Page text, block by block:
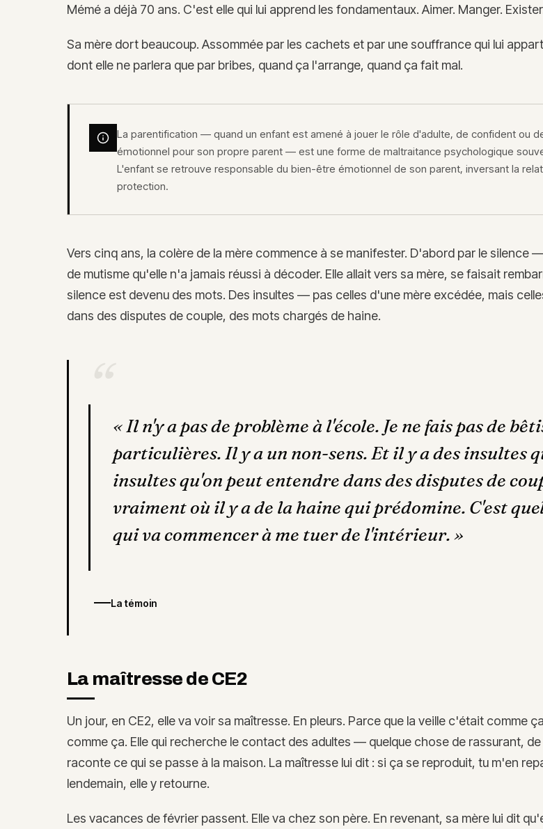
Mémé a déjà 70 ans. C'est elle qui lui apprend les fondamentaux. Aimer. Manger.
Sa mère dort beaucoup. Assommée par les cachets et par une souffrance qui lui
dont elle ne parlera que par bribes, quand ça l'arrange, quand ça fait mal.
La parentification — quand un enfant est amené à jouer le rôle d'adulte, de confident ou
émotionnel pour son propre parent — est une forme de maltraitance psychologique
L'enfant se retrouve responsable du bien-être émotionnel de son parent, inversant la
protection.
Vers cinq ans, la colère de la mère commence à se manifester. D'abord par le silence
de mutisme qu'elle n'a jamais réussi à décoder. Elle allait vers sa mère, se faisait
silence est devenu des mots. Des insultes — pas celles d'une mère excédée, mais
dans des disputes de couple, des mots chargés de haine.
«Il n'y a pas de problème à l'école. Je ne fais pas de
particulières. Il y a un non-sens. Et il y a des insultes
insultes qu'on peut entendre dans des disputes de
vraiment où il y a de la haine qui prédomine. C'est
qui va commencer à me tuer de l'intérieur.»
La témoin
La maîtresse de CE2
Un jour, en CE2, elle va voir sa maîtresse. En pleurs. Parce que la veille c'était comme
comme ça. Elle qui recherche le contact des adultes — quelque chose de rassurant,
raconte ce qui se passe à la maison. La maîtresse lui dit : si ça se reproduit, tu m'en
lendemain, elle y retourne.
Les vacances de février passent. Elle va chez son père. En revenant, sa mère lui dit